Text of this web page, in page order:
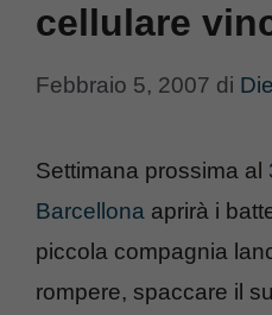
cellulare
Febbraio 5, 2007 di
Settimana prossima al
Barcellona aprirà i
piccola compagnia
rompere, spaccare il